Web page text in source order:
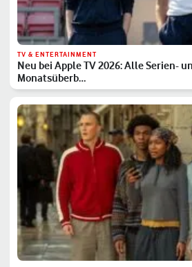
TV & ENTERTAINMENT
Neu bei Apple TV 2026: Alle Serien-
Monatsüberb…